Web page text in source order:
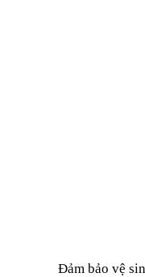
Đảm bảo vệ